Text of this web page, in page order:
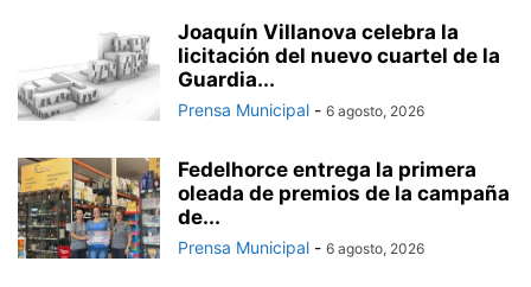
Joaquín Villanova celebra la
licitación del nuevo cuartel de la
Guardia...
Prensa Municipal - 6 agosto, 2026
Fedelhorce entrega la primera
oleada de premios de la campaña
de...
Prensa Municipal - 6 agosto, 2026